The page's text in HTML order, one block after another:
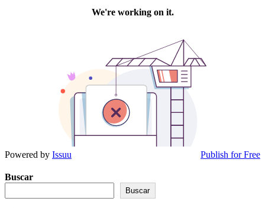
Powered by Issuu Publish for Free
Buscar
Buscar